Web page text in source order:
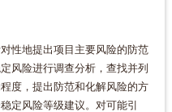
性地提出项目主要风险的防范
风险进行调查分析，查找并列
度，提出防范和化解风险的方
定风险等级建议。对可能引